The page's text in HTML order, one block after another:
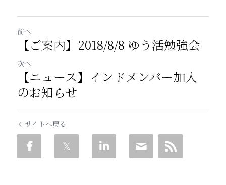
前へ
【ご案内】2018/8/8 ゆう活勉強会
次へ
【ニュース】インドメンバー加入
のお知らせ
サイトへ戻る